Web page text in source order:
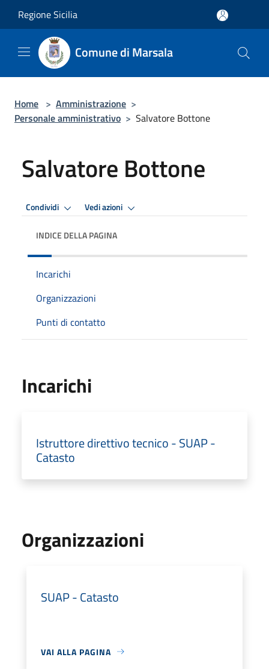
Regione Sicilia
Comune di Marsala
Home > Amministrazione >
Personale amministrativo > Salvatore Bottone
Salvatore Bottone
Condividi Vedi azioni
INDICE DELLA PAGINA
Incarichi
Organizzazioni
Punti di contatto
Incarichi
Istruttore direttivo tecnico - SUAP -
Catasto
Organizzazioni
SUAP - Catasto
VAI ALLA PAGINA